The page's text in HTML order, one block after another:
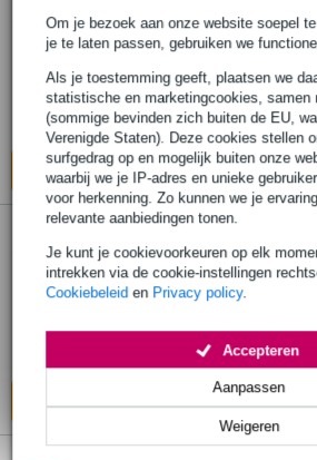
Om je bezoek aan onze website soepel
je te laten passen, gebruiken we
Als je toestemming geeft, plaatsen we
statistische en marketingcookies, samen
(sommige bevinden zich buiten de EU,
Verenigde Staten). Deze cookies stellen
surfgedrag op en mogelijk buiten onze
waarbij we je IP-adres en unieke
voor herkenning. Zo kunnen we je
relevante aanbiedingen tonen.
Je kunt je cookievoorkeuren op elk
intrekken via de cookie-instellingen
Cookiebeleid en Privacy policy.
Weigeren
Aanpassen
Accepteren
4.
cm zwart 36 kg
Adviesprijs € 14,30 €
Op voorraad
In mijn
5.
Doughty B2060S
zilver 20 kg
Op voorraad
In mijn